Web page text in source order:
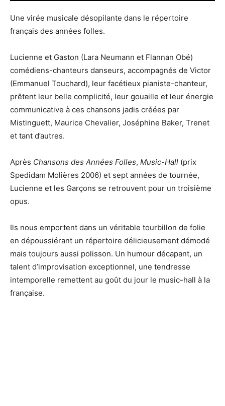
Une virée musicale désopilante dans le répertoire
français des années folles.
Lucienne et Gaston (Lara Neumann et Flannan Obé)
comédiens-chanteurs danseurs, accompagnés de Victor
(Emmanuel Touchard), leur facétieux pianiste-chanteur,
prêtent leur belle complicité, leur gouaille et leur énergie
communicative à ces chansons jadis créées par
Mistinguett, Maurice Chevalier, Joséphine Baker, Trenet
et tant d’autres.
Après Chansons des Années Folles, Music-Hall (prix
Spedidam Molières 2006) et sept années de tournée,
Lucienne et les Garçons se retrouvent pour un troisième
opus.
Ils nous emportent dans un véritable tourbillon de folie
en dépoussiérant un répertoire délicieusement démodé
mais toujours aussi polisson. Un humour décapant, un
talent d’improvisation exceptionnel, une tendresse
intemporelle remettent au goût du jour le music-hall à la
française.